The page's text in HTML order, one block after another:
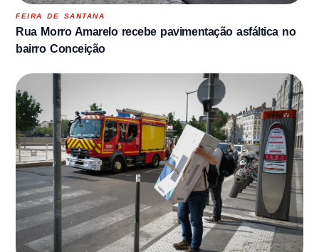
FEIRA DE SANTANA
Rua Morro Amarelo recebe pavimentação asfáltica no
bairro Conceição